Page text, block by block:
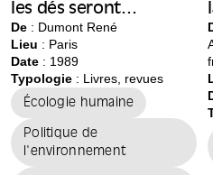
les dés seront
jetés
De : Dumont René
Lieu : Paris
Date : 1989
Typologie : Livres, revues
Écologie humaine
Politique de
l'environnement